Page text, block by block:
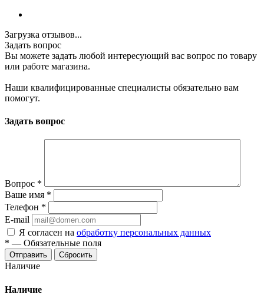
Загрузка отзывов...
Задать вопрос
Вы можете задать любой интересующий вас вопрос по товару
или работе магазина.
Наши квалифицированные специалисты обязательно вам
помогут.
Задать вопрос
Вопрос *
Ваше имя *
Телефон *
E-mail
Я согласен на обработку персональных данных
* — Обязательные поля
Отправить Сбросить
Наличие
Наличие